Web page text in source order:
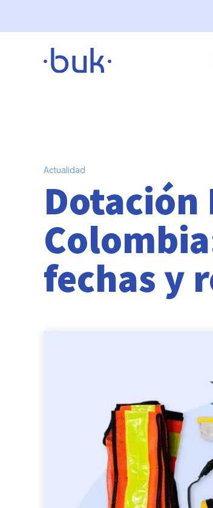
Actualidad
Dotación
fechas y